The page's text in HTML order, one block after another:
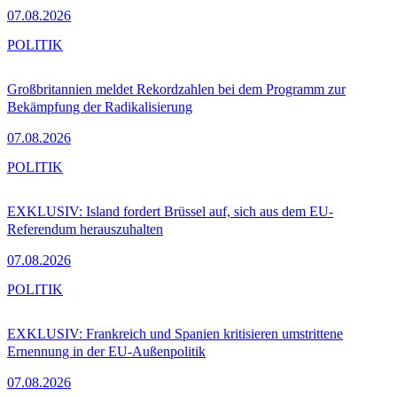
07.08.2026
Großbritannien meldet Rekordzahlen bei dem Programm zur
Bekämpfung der Radikalisierung
07.08.2026
POLITIK
EXKLUSIV: Island fordert Brüssel auf, sich aus dem EU-
Referendum herauszuhalten
07.08.2026
POLITIK
EXKLUSIV: Frankreich und Spanien kritisieren umstrittene
Ernennung in der EU-Außenpolitik
07.08.2026
POLITIK